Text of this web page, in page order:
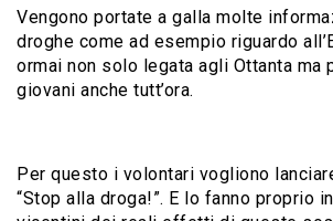
Vengono portate a galla molte
droghe come ad esempio riguardo
ormai non solo legata agli Ottanta ma
giovani anche tutt’ora.
Per questo i volontari vogliono
“Stop alla droga!”. E lo fanno proprio